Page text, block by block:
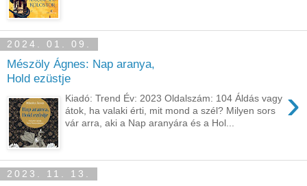
2024. 01. 09.
Mészöly Ágnes: Nap ​aranya,
Hold ezüstje
›
Kiadó: Trend Év: 2023 Oldalszám: 104 Áldás vagy
átok, ha valaki érti, mit mond a szél? Milyen sors
vár arra, aki a Nap aranyára és a Hol...
2023. 11. 13.